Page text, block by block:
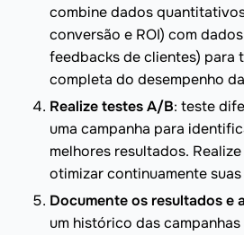
combine dados
conversão e ROI) com
feedbacks de clientes) para
completa do desempenho
Realize testes A/B: teste
uma campanha para
melhores resultados.
otimizar continuamente
Documente os resultados e
um histórico das